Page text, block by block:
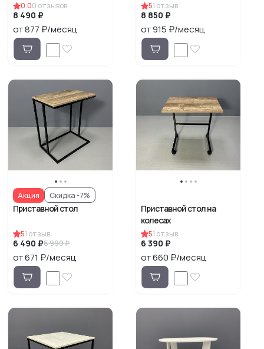
0.00 отзывов
8 490 ₽
от 877 ₽/месяц
51 отзыв
8 850 ₽
от 915 ₽/месяц
Акция Скидка -7%
Приставной стол
51 отзыв
6 490 ₽6 990 ₽
от 671 ₽/месяц
Приставной стол на
колесах
51 отзыв
6 390 ₽
от 660 ₽/месяц